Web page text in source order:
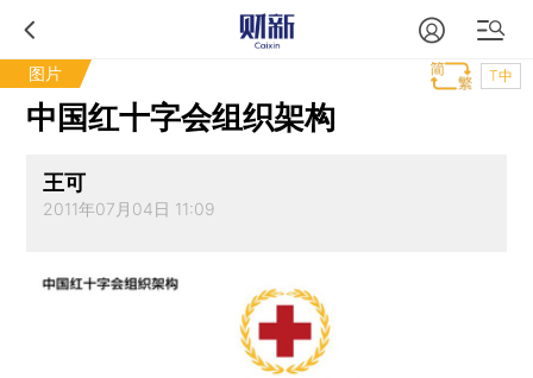
图片 T中
中国红十字会组织架构
王可
2011年07月04日 11:09